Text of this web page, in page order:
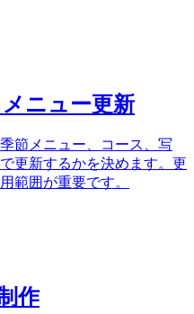
ニュー更新
節メニュー、コース、写
更新するかを決めます。更
範囲が重要です。
作